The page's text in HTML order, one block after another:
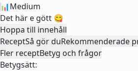
📊Medium
Det här e gött 😋
Hoppa till innehåll
ReceptSå gör duRekommenderade
Fler receptBetyg och frågor
Betygsätt: